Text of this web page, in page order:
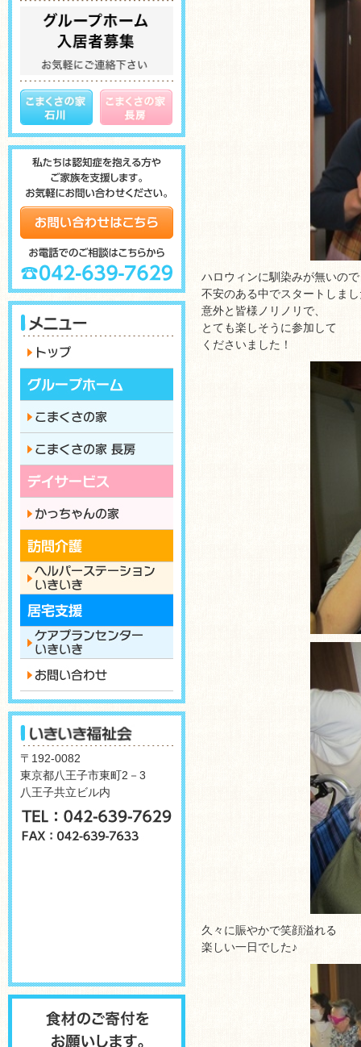
ハロウィンに馴染みが無いので
不安のある中でスタートしま
意外と皆様ノリノリで、
とても楽しそうに参加して
くださいました！
久々に賑やかで笑顔溢れる
楽しい一日でした♪
〒192-0082
東京都八王子市東町2－3
八王子共立ビル内